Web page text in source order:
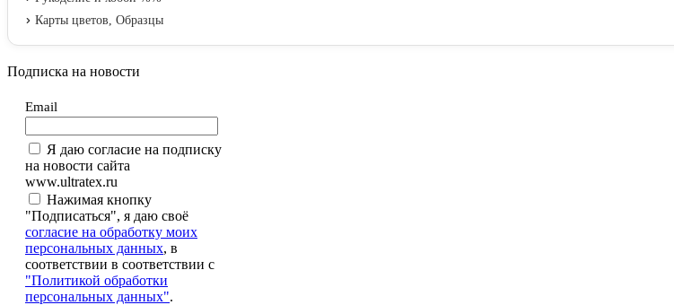
Карты цветов, Образцы
Подписка на новости
Email
Я даю согласие на подписку
на новости сайта
www.ultratex.ru
Нажимая кнопку
"Подписаться", я даю своё
согласие на обработку моих
персональных данных, в
соответствии в соответствии с
"Политикой обработки
персональных данных".